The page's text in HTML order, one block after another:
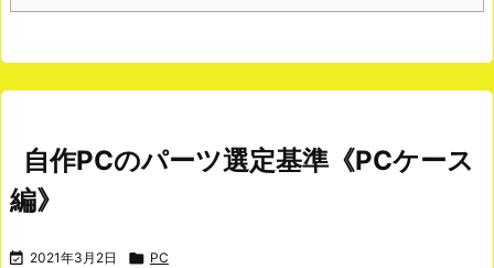
自作PCのパーツ選定基準《PCケース
編》
 2021年3月2日  PC